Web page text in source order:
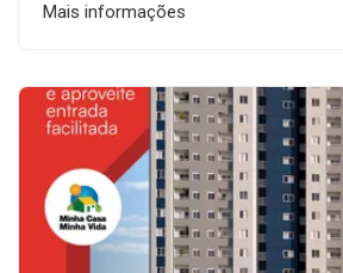
Mais informações